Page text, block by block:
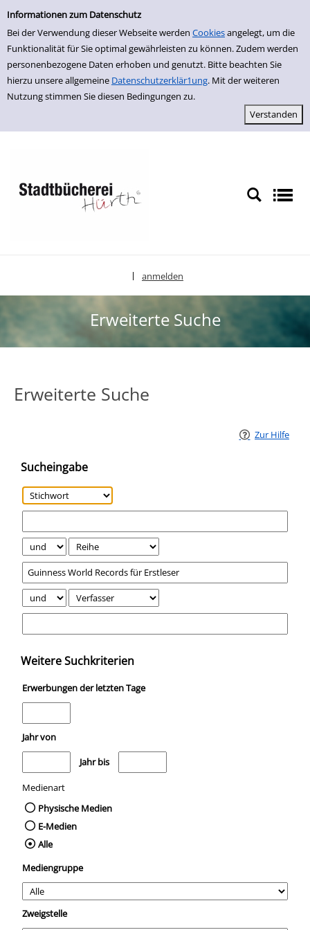
Erweiterte Suche
Informationen zum Datenschutz
Bei der Verwendung dieser Webseite werden Cookiesangelegt, um die
Funktionalität für Sie optimal gewährleisten zu können. Zudem werden
personenbezogene Daten erhoben und genutzt. Bitte beachten Sie
hierzu unsere allgemeine Datenschutzerklär1ung. Mit der weiteren
Nutzung stimmen Sie diesen Bedingungen zu.
zur Navigation springen
zum Inhalt springen
Zur erweiterten Suche springen
anmelden
Erweiterte Suche
Erweiterte Suche
Zur Hilfe
Sucheingabe
Weitere Suchkriterien
Erwerbungen der letzten Tage
Jahr von
Medien anzeigen, die nach dem Jahr veröffentlicht wurden
Jahr bis
Medienart
Physische Medien
E-Medien
Alle
Mediengruppe
Zweigstelle